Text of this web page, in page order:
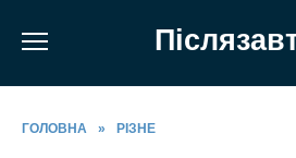
ГОЛОВНА » РІЗНЕ